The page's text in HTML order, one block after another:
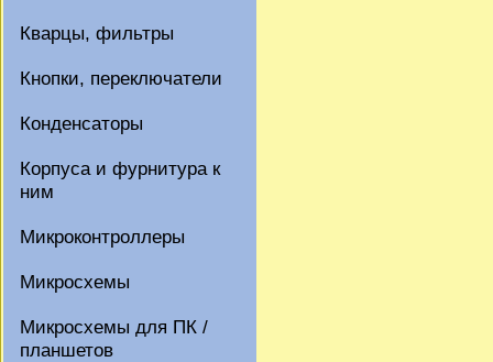
Кварцы, фильтры
Кнопки, переключатели
Конденсаторы
Корпуса и фурнитура к
ним
Микроконтроллеры
Микросхемы
Микросхемы для ПК /
планшетов